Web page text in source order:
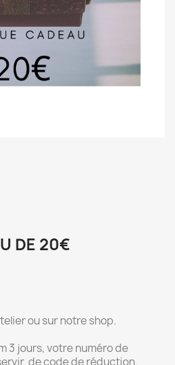
DE 20€
ou sur notre shop.
3 jours, votre numéro de
de code de réduction.